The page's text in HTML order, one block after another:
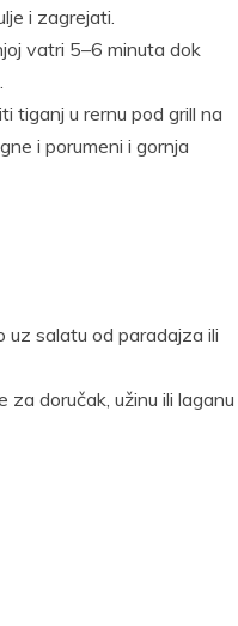
i zagrejati.
vatri 5–6 minuta dok
tiganj u rernu pod grill na
i porumeni i gornja
uz salatu od paradajza ili
za doručak, užinu ili laganu